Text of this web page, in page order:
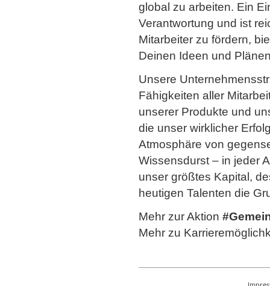
global zu arbeiten. Ein
Verantwortung und ist
Mitarbeiter zu fördern,
Deinen Ideen und
Unsere
Fähigkeiten aller
unserer Produkte und
die unser wirklicher
Atmosphäre von
Wissensdurst – in jeder
unser größtes Kapital,
heutigen Talenten die
Mehr zur Aktion
Mehr zu